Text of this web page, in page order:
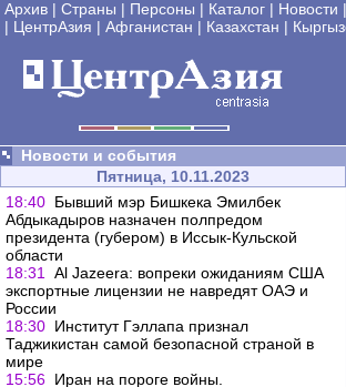
Архив | Страны | Персоны | Каталог | Новости |
| ЦентрАзия | Афганистан | Казахстан |
Новости и события
Пятница, 10.11.2023
18:40 Бывший мэр Бишкека Эмилбек
Абдыкадыров назначен полпредом
президента (губером) в Иссык-Кульской
области
18:31
Al Jazeera: вопреки ожиданиям США
экспортные лицензии не навредят ОАЭ и
России
18:30 Институт Гэллапа признал
Таджикистан самой безопасной страной в
мире
15:56 Иран на пороге войны.